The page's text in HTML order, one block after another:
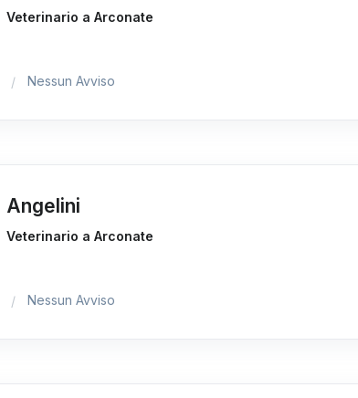
Veterinario a Arconate
Nessun Avviso
Angelini
Veterinario a Arconate
Nessun Avviso